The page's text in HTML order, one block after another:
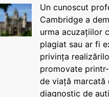
Un cunoscut
Cambridge a
urma acuzațiilor
plagiat sau ar fi
privința
promovate
de viață marcată
diagnostic de